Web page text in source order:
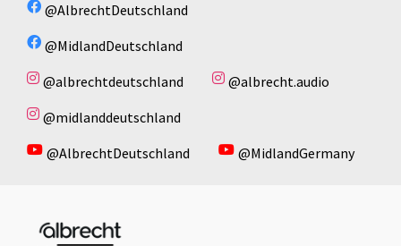
@AlbrechtDeutschland
@MidlandDeutschland
@albrechtdeutschland
@albrecht.audio
@midlanddeutschland
@AlbrechtDeutschland
@MidlandGermany